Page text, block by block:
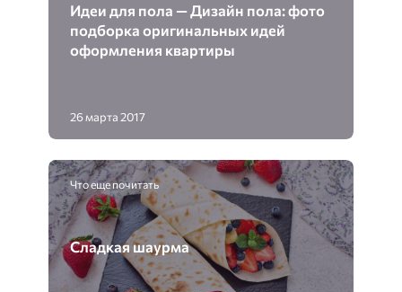
Идеи для пола — Дизайн пола: фото
подборка оригинальных идей
оформления квартиры
26 марта 2017
Что еще почитать
Сладкая шаурма